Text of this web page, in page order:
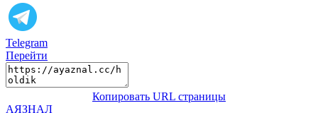
Telegram
Перейти
Копировать URL страницы
АЯЗНАЛ